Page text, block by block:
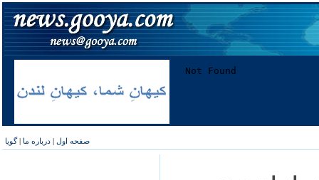
صفحه اول | درباره ما |گویا